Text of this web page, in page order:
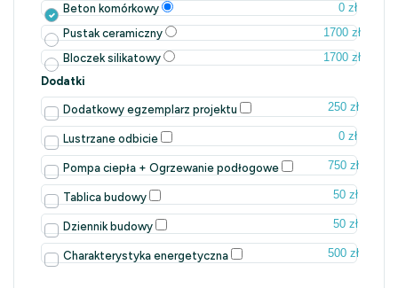
Beton komórkowy
0 zł
Pustak ceramiczny
1700 zł
Bloczek silikatowy
1700 zł
Dodatki
Dodatkowy egzemplarz projektu 250 zł
Lustrzane odbicie 0 zł
Pompa ciepła + Ogrzewanie podłogowe 750 zł
Tablica budowy 50 zł
Dziennik budowy 50 zł
Charakterystyka energetyczna 500 zł